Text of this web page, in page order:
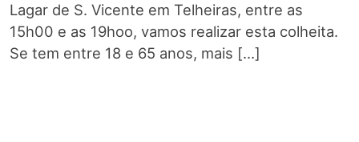
Lagar de S. Vicente em Telheiras, entre as
15h00 e as 19hoo, vamos realizar esta colheita.
Se tem entre 18 e 65 anos, mais […]